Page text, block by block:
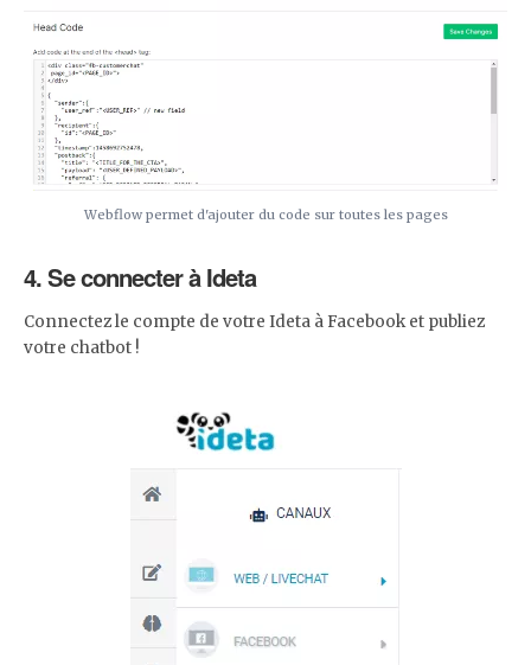
Webflow permet d'ajouter du code sur toutes les pages
4. Se connecter à Ideta
Connectez le compte de votre Ideta à Facebook et publiez
votre chatbot !